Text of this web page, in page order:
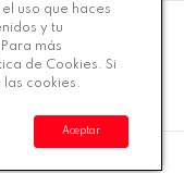
Silicon
Aviso Legal
uso que haces
y tu
más
de Cookies. Si
las cookies.
Aceptar